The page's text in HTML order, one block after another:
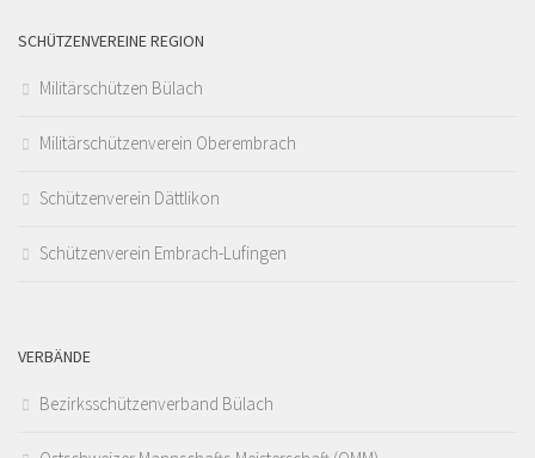
SCHÜTZENVEREINE REGION
Militärschützen Bülach
Militärschützenverein Oberembrach
Schützenverein Dättlikon
Schützenverein Embrach-Lufingen
VERBÄNDE
Bezirksschützenverband Bülach